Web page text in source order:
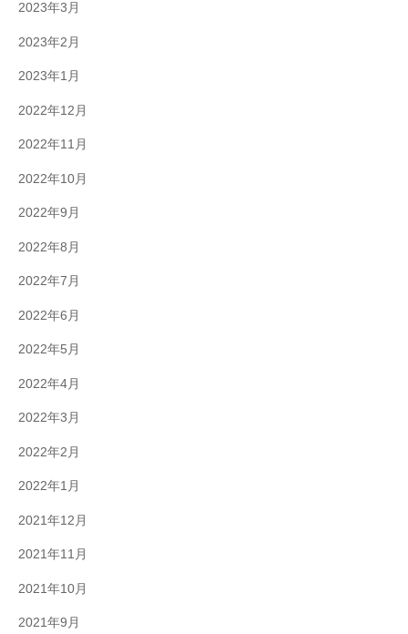
2023年3月
2023年2月
2023年1月
2022年12月
2022年11月
2022年10月
2022年9月
2022年8月
2022年7月
2022年6月
2022年5月
2022年4月
2022年3月
2022年2月
2022年1月
2021年12月
2021年11月
2021年10月
2021年9月